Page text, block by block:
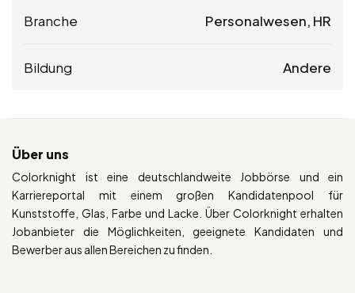
Branche Personalwesen, HR
Bildung Andere
Über uns
Colorknight ist eine deutschlandweite Jobbörse und ein
Karriereportal mit einem großen Kandidatenpool für
Kunststoffe, Glas, Farbe und Lacke. Über Colorknight erhalten
Jobanbieter die Möglichkeiten, geeignete Kandidaten und
Bewerber aus allen Bereichen zu finden.